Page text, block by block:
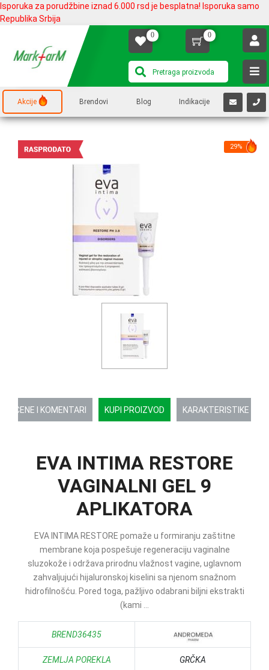
Isporuka za porudžbine iznad 6.000 rsd je besplatna! Isporuka samo
Republika Srbija
0 0
Akcije Brendovi Blog Indikacije
OCENE I KOMENTARI KUPI PROIZVOD KARAKTERISTIKE
29%
EVA INTIMA RESTORE
VAGINALNI GEL 9
APLIKATORA
EVA INTIMA RESTORE pomaže u formiranju zaštitne
membrane koja pospešuje regeneraciju vaginalne
sluzokože i održava prirodnu vlažnost vagine, uglavnom
zahvaljujući hijaluronskoj kiselini sa njenom snažnom
hidrofilnošću. Pored toga, pažljivo odabrani biljni ekstrakti
(kami ...
BREND36435
ZEMLJA POREKLA GRČKA